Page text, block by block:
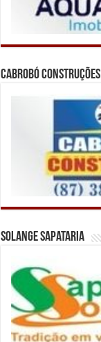
Cabrobó Construções
Solange Sapataria